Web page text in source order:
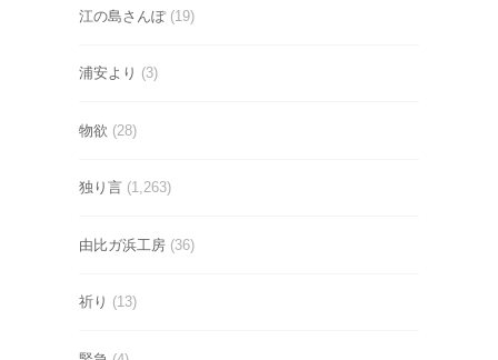
江の島さんぽ(19)
浦安より (3)
物欲 (28)
独り言 (1,263)
由比ガ浜工房 (36)
祈り (13)